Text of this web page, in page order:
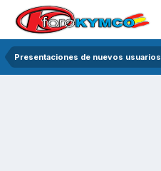
Presentaciones de nuevos usuarios